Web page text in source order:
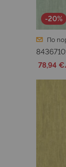
-20%
По
78,94 €